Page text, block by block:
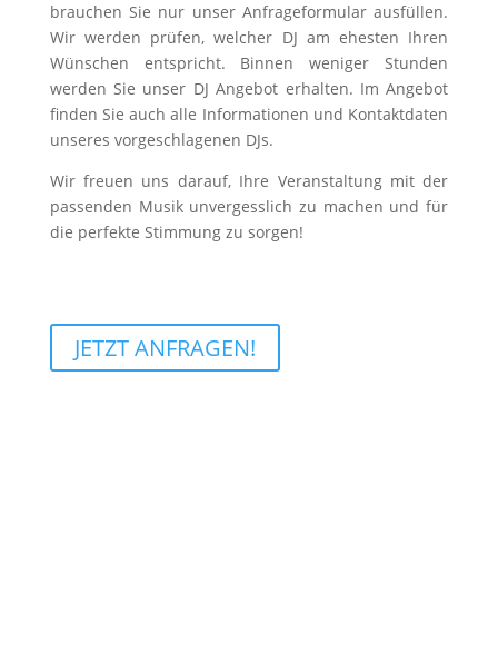
brauchen Sie nur unser Anfrageformular ausfüllen.
Wir werden prüfen, welcher DJ am ehesten Ihren
Wünschen entspricht. Binnen weniger Stunden
werden Sie unser DJ Angebot erhalten. Im Angebot
finden Sie auch alle Informationen und Kontaktdaten
unseres vorgeschlagenen DJs.
Wir freuen uns darauf, Ihre Veranstaltung mit der
passenden Musik unvergesslich zu machen und für
die perfekte Stimmung zu sorgen!
JETZT ANFRAGEN!